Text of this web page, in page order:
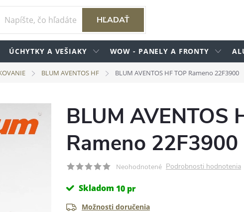
HĽADAŤ
ÚCHYTKY A VEŠIAKY WOW - PANELY A FRONTY
BLUM AVENTOS HF BLUM AVENTOS HF TOP Rameno 22F3900
BLUM AVENTOS
Rameno 22F3900
Neohodnotené Podrobnosti hodnotenia
Skladom 10 pr
Možnosti doručenia